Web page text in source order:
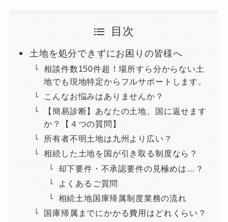
目次
土地を処分できずにお困りの皆様へ
相談件数150件超！場所すら分からない土
地でも現地特定からフルサポートします。
こんなお悩みはありませんか？
【簡易診断】あなたの土地、国に返せます
か？【４つの質問】
所有者不明土地は九州より広い？
相続した土地を国が引き取る制度なら？
却下要件・不承認要件の見極めは…？
よくあるご質問
相続土地国庫帰属制度業務の流れ
国庫帰属までにかかる費用はどれくらい？